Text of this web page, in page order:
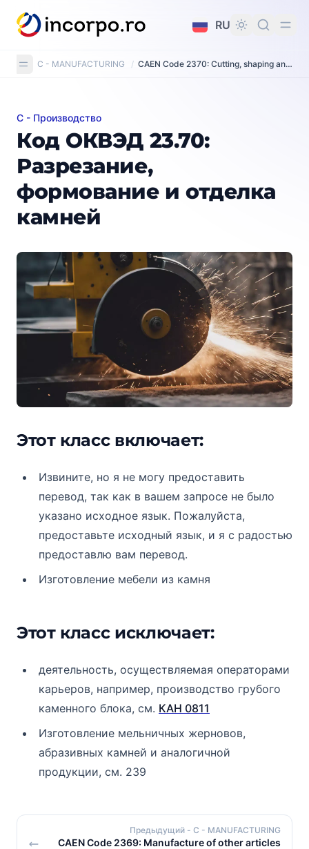
контенту
RU
C - MANUFACTURING / CAEN Code 2370: Cutting, shaping and finishing of stone
Код ОКВЭД 23.70: Разрезание, формование и
C - Производство
Код ОКВЭД 23.70:
Разрезание,
формование и отделка
камней
Этот класс включает:
Извините, но я не могу предоставить
перевод, так как в вашем запросе не было
указано исходное язык. Пожалуйста,
предоставьте исходный язык, и я с радостью
предоставлю вам перевод.
Изготовление мебели из камня
Этот класс исключает:
деятельность, осуществляемая операторами
карьеров, например, производство грубого
каменного блока, см. КАН 0811
Изготовление мельничных жерновов,
абразивных камней и аналогичной
продукции, см. 239
Предыдущий - C - MANUFACTURING
CAEN Code 2369: Manufacture of other articles